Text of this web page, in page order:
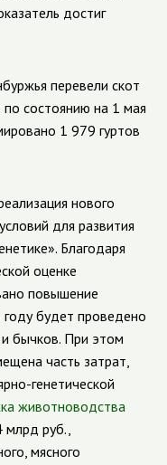
достиг
перевели скот
состоянию на 1 мая
1 979 гуртов
нового
для развития
Благодаря
оценке
повышение
будет проведено
бычков. При этом
часть затрат,
генетической
животноводства
млрд руб.,
мясного